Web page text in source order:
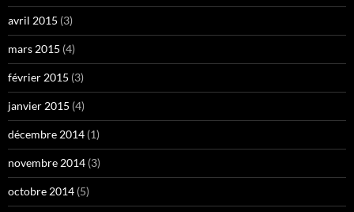
avril 2015 (3)
mars 2015 (4)
février 2015 (3)
janvier 2015 (4)
décembre 2014 (1)
novembre 2014 (3)
octobre 2014 (5)